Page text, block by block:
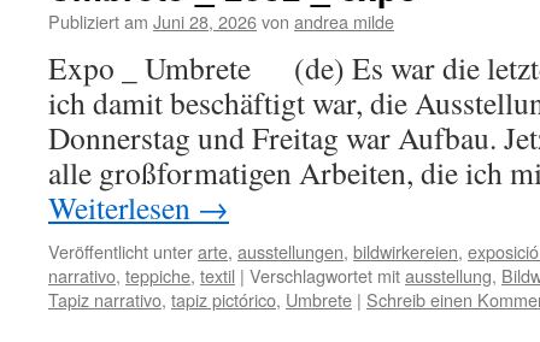
Publiziert am Juni 28, 2026von andrea milde
Expo _ Umbrete (de) Es war die
ich damit beschäftigt war, die
Donnerstag und Freitag war Aufbau.
alle großformatigen Arbeiten, die ich
Weiterlesen →
Veröffentlicht unterarte, ausstellungen, bildwirkereien,
narrativo, teppiche, textil | Verschlagwortet mitausstellung,
Tapiz narrativo, tapiz pictórico, Umbrete | Schreib einen